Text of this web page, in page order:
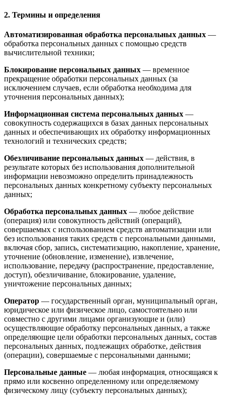
2. Термины и определения
Автоматизированная обработка персональных данных —
обработка персональных данных с помощью средств
вычислительной техники;
Блокирование персональных данных — временное
прекращение обработки персональных данных (за
исключением случаев, если обработка необходима для
уточнения персональных данных);
Информационная система персональных данных —
совокупность содержащихся в базах данных персональных
данных и обеспечивающих их обработку информационных
технологий и технических средств;
Обезличивание персональных данных — действия, в
результате которых без использования дополнительной
информации невозможно определить принадлежность
персональных данных конкретному субъекту персональных
данных;
Обработка персональных данных — любое действие
(операция) или совокупность действий (операций),
совершаемых с использованием средств автоматизации или
без использования таких средств с персональными данными,
включая сбор, запись, систематизацию, накопление, хранение,
уточнение (обновление, изменение), извлечение,
использование, передачу (распространение, предоставление,
доступ), обезличивание, блокирование, удаление,
уничтожение персональных данных;
Оператор — государственный орган, муниципальный орган,
юридическое или физическое лицо, самостоятельно или
совместно с другими лицами организующие и (или)
осуществляющие обработку персональных данных, а также
определяющие цели обработки персональных данных, состав
персональных данных, подлежащих обработке, действия
(операции), совершаемые с персональными данными;
Персональные данные — любая информация, относящаяся к
прямо или косвенно определенному или определяемому
физическому лицу (субъекту персональных данных);